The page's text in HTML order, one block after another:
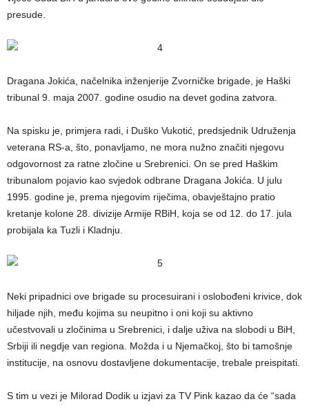
presude.
Dragana Jokića, načelnika inženjerije Zvorničke brigade, je Haški
tribunal 9. maja 2007. godine osudio na devet godina zatvora.
Na spisku je, primjera radi, i Duško Vukotić, predsjednik Udruženja
veterana RS-a, što, ponavljamo, ne mora nužno značiti njegovu
odgovornost za ratne zločine u Srebrenici. On se pred Haškim
tribunalom pojavio kao svjedok odbrane Dragana Jokića. U julu
1995. godine je, prema njegovim riječima, obavještajno pratio
kretanje kolone 28. divizije Armije RBiH, koja se od 12. do 17. jula
probijala ka Tuzli i Kladnju.
Neki pripadnici ove brigade su procesuirani i oslobođeni krivice, dok
hiljade njih, među kojima su neupitno i oni koji su aktivno
učestvovali u zločinima u Srebrenici, i dalje uživa na slobodi u BiH,
Srbiji ili negdje van regiona. Možda i u Njemačkoj, što bi tamošnje
institucije, na osnovu dostavljene dokumentacije, trebale preispitati.
S tim u vezi je Milorad Dodik u izjavi za TV Pink kazao da će “sada